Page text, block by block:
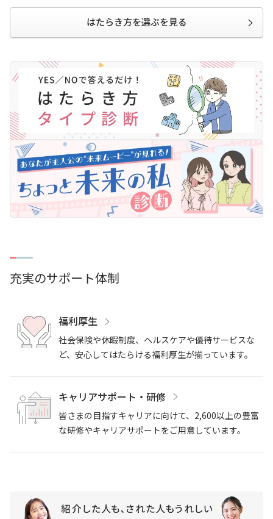
はたらき方を選ぶを見る
充実のサポート体制
福利厚生
社会保険や休暇制度、ヘルスケアや優待サービスな
ど、安心してはたらける福利厚生が揃っています。
キャリアサポート・研修
皆さまの目指すキャリアに向けて、2,600以上の豊富
な研修やキャリアサポートをご用意しています。